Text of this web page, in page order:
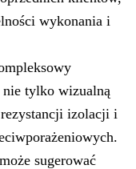
wykonania i
nie tylko wizualną
rezystancji izolacji i
sugerować